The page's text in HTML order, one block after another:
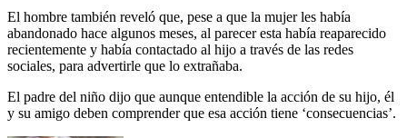
El hombre también reveló que, pese a que la mujer les había
abandonado hace algunos meses, al parecer esta había reaparecido
recientemente y había contactado al hijo a través de las redes
sociales, para advertirle que lo extrañaba.
El padre del niño dijo que aunque entendible la acción de su hijo, él
y su amigo deben comprender que esa acción tiene ‘consecuencias’.